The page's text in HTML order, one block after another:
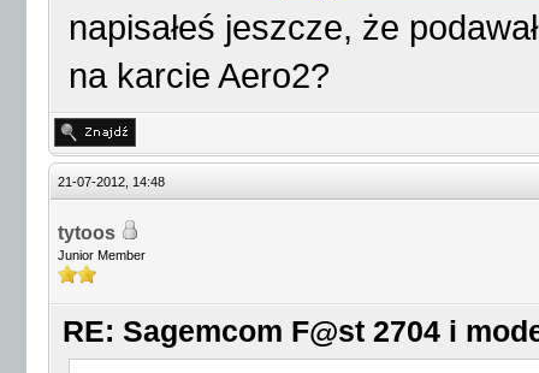
napisałeś jeszcze, że
na karcie Aero2?
21-07-2012, 14:48
tytoos
Junior Member
RE: Sagemcom F@st 2704 i